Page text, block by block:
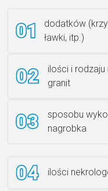
dodatków
ławki, itp.)
ilości i rodzaju
granit
sposobu
nagrobka
ilości